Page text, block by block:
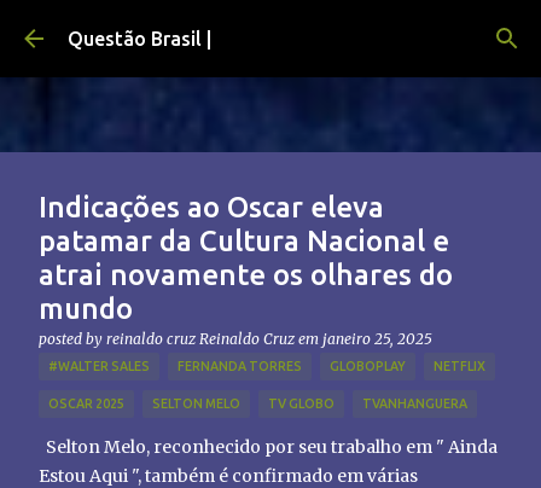
Pular para o conteúdo principal
Questão Brasil |
Indicações ao Oscar eleva
patamar da Cultura Nacional e
atrai novamente os olhares do
mundo
posted by reinaldo cruz Reinaldo Cruz em janeiro 25, 2025
#WALTER SALES FERNANDA TORRES GLOBOPLAY NETFLIX
OSCAR 2025 SELTON MELO TV GLOBO TVANHANGUERA
Selton Melo, reconhecido por seu trabalho em " Ainda
Estou Aqui ", também é confirmado em várias